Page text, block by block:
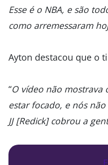
Esse é o NBA, e são
como arremessaram
Ayton destacou que o
“O vídeo não mostrava
estar focado, e nós
JJ [Redick] cobrou a